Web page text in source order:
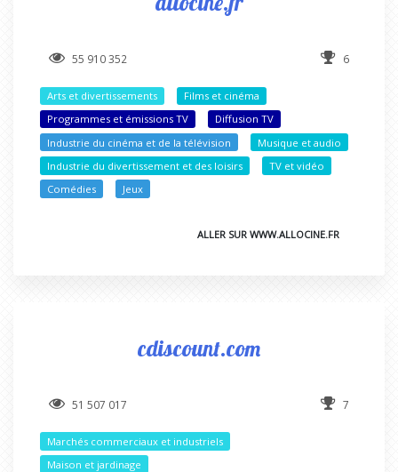
55 910 352 6
Arts et divertissements
Films et cinéma
Programmes et émissions TV
Diffusion TV
Industrie du cinéma et de la télévision
Musique et audio
Industrie du divertissement et des loisirs
TV et vidéo
Comédies
Jeux
ALLER SUR WWW.ALLOCINE.FR
cdiscount.com
51 507 017 7
Marchés commerciaux et industriels
Maison et jardinage